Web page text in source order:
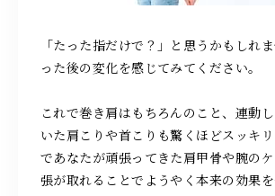
「たった指だけで？」と思うかもしれ
った後の変化を感じてみてください。
これで巻き肩はもちろんのこと、連動
いた肩こりや首こりも驚くほどスッキ
であなたが頑張ってきた肩甲骨や腕の
張が取れることでようやく本来の効果